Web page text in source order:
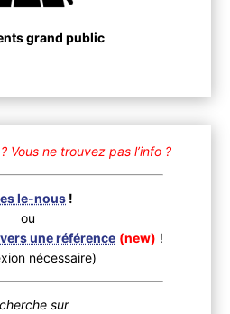
grand public
Vous ne trouvez pas l’info ?
le-nous !
ou
une référence (new) !
nécessaire)
sur